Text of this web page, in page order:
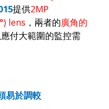
提供2MP
°) lens ，兩者的廣角的
付大範圍的監控需
易於調較